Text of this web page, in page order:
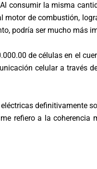
consumir la misma
de combustión,
podría ser mucho más
de células en el
celular a través
definitivamente
refiero a la